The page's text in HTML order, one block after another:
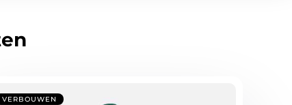
VERBOUWEN